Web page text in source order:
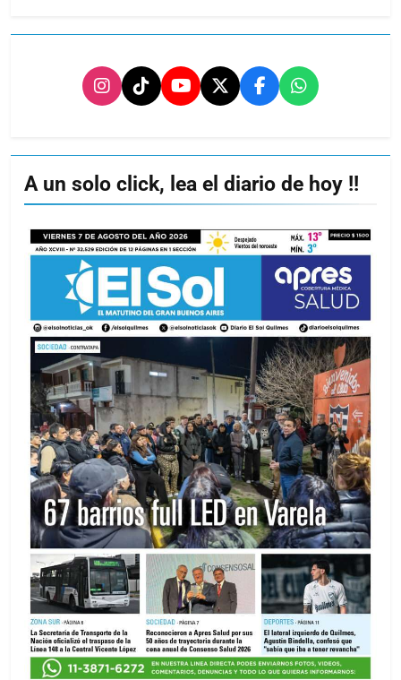
A un solo click, lea el diario de hoy !!